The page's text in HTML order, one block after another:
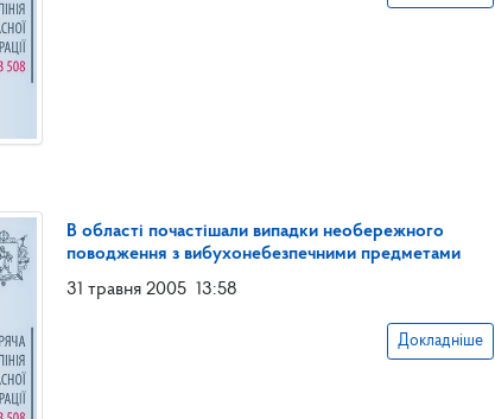
В області почастішали випадки необережного
поводження з вибухонебезпечними предметами
31 травня 2005 13:58
Докладніше